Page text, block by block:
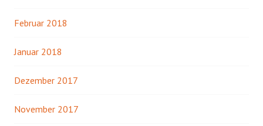
Februar 2018
Januar 2018
Dezember 2017
November 2017